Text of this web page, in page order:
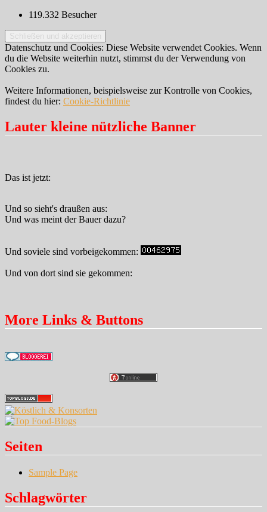
119.332 Besucher
Datenschutz und Cookies: Diese Website verwendet Cookies. Wenn
du die Website weiterhin nutzt, stimmst du der Verwendung von
Cookies zu.
Weitere Informationen, beispielsweise zur Kontrolle von Cookies,
findest du hier: Cookie-Richtlinie
Lauter kleine nützliche Banner
Das ist jetzt:
Und so sieht's draußen aus:
Und was meint der Bauer dazu?
Und soviele sind vorbeigekommen:
Und von dort sind sie gekommen:
More Links & Buttons
Seiten
Sample Page
Schlagwörter